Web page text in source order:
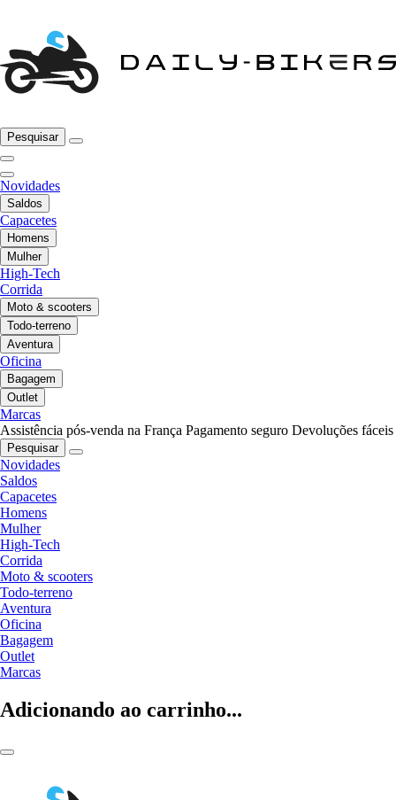
Pesquisar
Novidades
Saldos
Capacetes
Homens
Mulher
High-Tech
Corrida
Moto & scooters
Todo-terreno
Aventura
Oficina
Bagagem
Outlet
Marcas
Assistência pós-venda na França Pagamento seguro Devoluções fáceis
Pesquisar
Novidades
Saldos
Capacetes
Homens
Mulher
High-Tech
Corrida
Moto & scooters
Todo-terreno
Aventura
Oficina
Bagagem
Outlet
Marcas
Adicionando ao carrinho...